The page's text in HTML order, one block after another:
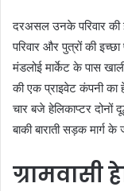
दरअसल उनके परिवार की
परिवार और पुत्रों की
मंडलोई मार्केट के पास
की एक प्राइवेट कंपनी का
चार बजे हेलिकाप्टर दोनों
बाकी बाराती सड़क मार्ग